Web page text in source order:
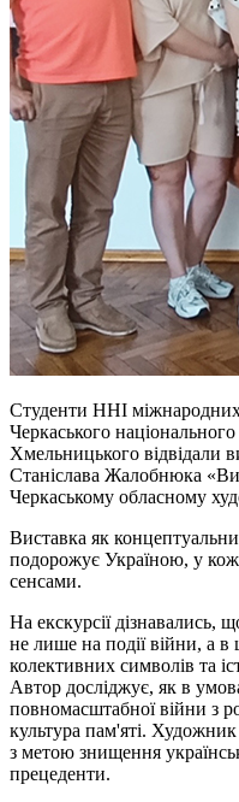
Студенти ННІ міжнародних
Черкаського
Хмельницького відвідали
Станіслава Жалобнюка
Черкаському обласному
Виставка як
подорожує Україною, у
сенсами.
На екскурсії
не лише на події війни, а
колективних символів та
Автор досліджує, як в
повномасштабної війни з
культура пам'яті.
з метою знищення
прецеденти.